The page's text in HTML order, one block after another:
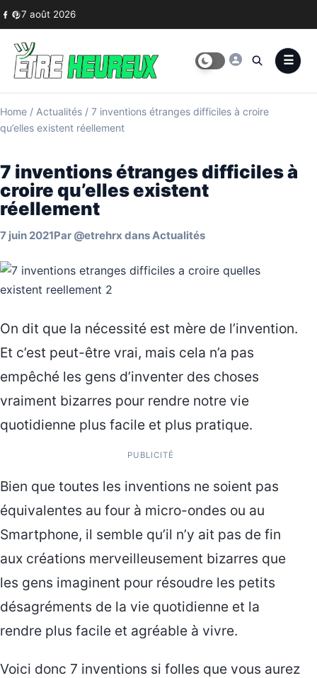
Skip to content
7 août 2026
Home / Actualités / 7 inventions étranges difficiles à croire
qu’elles existent réellement
7 inventions étranges difficiles à
croire qu’elles existent
réellement
7 juin 2021Par @etrehrx dansActualités
On dit que la nécessité est mère de l’invention.
Et c’est peut-être vrai, mais cela n’a pas
empêché les gens d’inventer des choses
vraiment bizarres pour rendre notre vie
quotidienne plus facile et plus pratique.
PUBLICITÉ
Bien que toutes les inventions ne soient pas
équivalentes au four à micro-ondes ou au
Smartphone, il semble qu’il n’y ait pas de fin
aux créations merveilleusement bizarres que
les gens imaginent pour résoudre les petits
désagréments de la vie quotidienne et la
rendre plus facile et agréable à vivre.
Voici donc 7 inventions si folles que vous aurez